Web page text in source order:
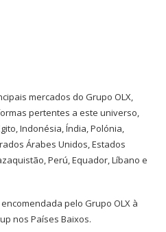
mercados do Grupo OLX,
pertentes a este universo,
Indonésia, Índia, Polónia,
Árabes Unidos, Estados
Perú, Equador, Líbano e
pelo Grupo OLX à
nos Países Baixos.